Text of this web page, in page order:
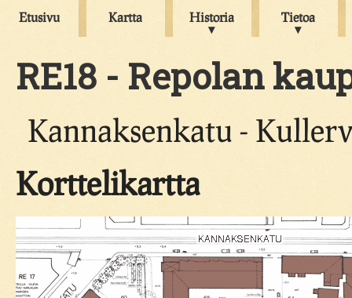
Etusivu Kartta Historia Tietoa
RE18 - Repolan
Kannaksenkatu -
Korttelikartta